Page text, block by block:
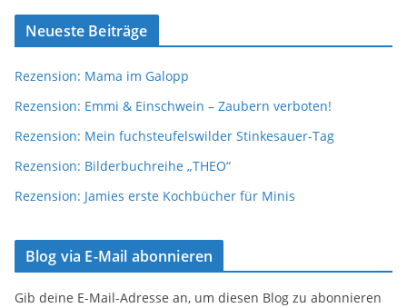
Neueste Beiträge
Rezension: Mama im Galopp
Rezension: Emmi & Einschwein – Zaubern verboten!
Rezension: Mein fuchsteufelswilder Stinkesauer-Tag
Rezension: Bilderbuchreihe „THEO“
Rezension: Jamies erste Kochbücher für Minis
Blog via E-Mail abonnieren
Gib deine E-Mail-Adresse an, um diesen Blog zu abonnieren